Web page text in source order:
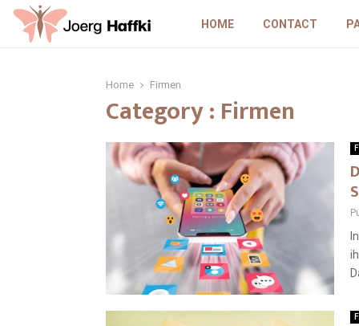
HOME CONTACT
Home Firmen
Category : Firmen